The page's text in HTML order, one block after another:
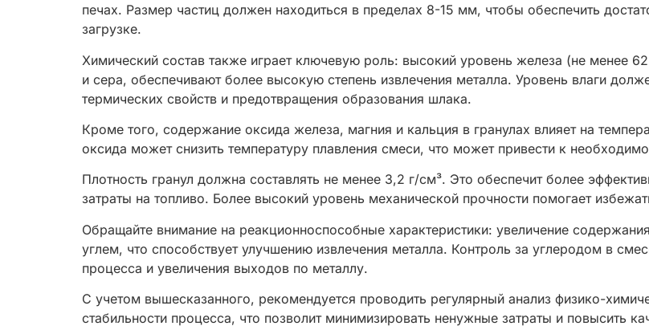
печах. Размер частиц должен находиться в пределах 8-15 мм, чтобы обеспечить
загрузке.
Химический состав также играет ключевую роль: высокий уровень железа (не менее
и сера, обеспечивают более высокую степень извлечения металла. Уровень влаги
термических свойств и предотвращения образования шлака.
Кроме того, содержание оксида железа, магния и кальция в гранулах влияет на
оксида может снизить температуру плавления смеси, что может привести к
Плотность гранул должна составлять не менее 3,2 г/см³. Это обеспечит более
затраты на топливо. Более высокий уровень механической прочности помогает
Обращайте внимание на реакционноспособные характеристики: увеличение
углем, что способствует улучшению извлечения металла. Контроль за углеродом в
процесса и увеличения выходов по металлу.
С учетом вышесказанного, рекомендуется проводить регулярный анализ физико-
стабильности процесса, что позволит минимизировать ненужные затраты и повысить